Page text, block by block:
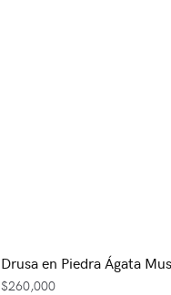
Drusa en Piedra Ágata
$260,000